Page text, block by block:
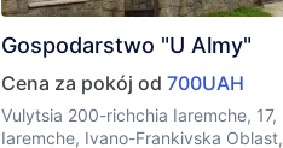
Gospodarstwo "U Almy"
Cena za pokój od 700UAH
Vulytsia 200-richchia Iaremche, 17,
Iaremche, Ivano-Frankivska Oblast,